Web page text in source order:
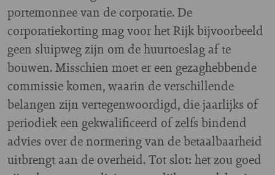
portemonnee van de corporatie. De
corporatiekorting mag voor het Rijk bijvoorbeeld
geen sluipweg zijn om de huurtoeslag af te
bouwen. Misschien moet er een gezaghebbende
commissie komen, waarin de verschillende
belangen zijn vertegenwoordigd, die jaarlijks of
periodiek een gekwalificeerd of zelfs bindend
advies over de normering van de betaalbaarheid
uitbrengt aan de overheid. Tot slot: het zou goed